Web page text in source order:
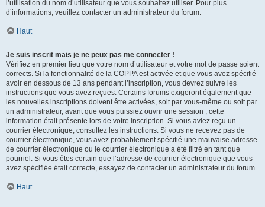
l’utilisation du nom d’utilisateur que vous souhaitez utiliser. Pour plus
d’informations, veuillez contacter un administrateur du forum.
Haut
Je suis inscrit mais je ne peux pas me connecter !
Vérifiez en premier lieu que votre nom d’utilisateur et votre mot de passe soient
corrects. Si la fonctionnalité de la COPPA est activée et que vous avez spécifié
avoir en dessous de 13 ans pendant l’inscription, vous devrez suivre les
instructions que vous avez reçues. Certains forums exigeront également que
les nouvelles inscriptions doivent être activées, soit par vous-même ou soit par
un administrateur, avant que vous puissiez ouvrir une session ; cette
information était présente lors de votre inscription. Si vous aviez reçu un
courrier électronique, consultez les instructions. Si vous ne recevez pas de
courrier électronique, vous avez probablement spécifié une mauvaise adresse
de courrier électronique ou le courrier électronique a été filtré en tant que
pourriel. Si vous êtes certain que l’adresse de courrier électronique que vous
avez spécifiée était correcte, essayez de contacter un administrateur du forum.
Haut